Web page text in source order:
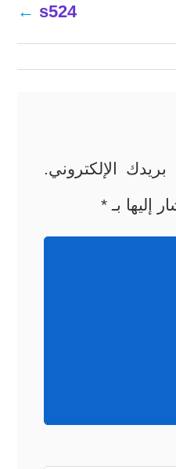
s524
الإلكتروني.
إليها بـ *